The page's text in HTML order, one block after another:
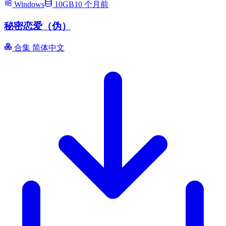
Windows 10GB10 个月前
秘密恋爱（伪）
合集 简体中文